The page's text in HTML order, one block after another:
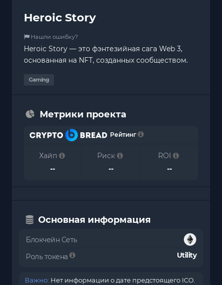
Heroic Story
Нашли ошибку?
Heroic Story — это фэнтезийная сага Web 3,
основанная на NFT, созданных сообществом.
Gaming
Метрики проекта
Рейтинг
Хайп
--
Риск
--
ROI
--
Основная информация
Блокчейн Сеть
Роль токена
Utility
Важно: Нет информации о дате предстоящего ICO.